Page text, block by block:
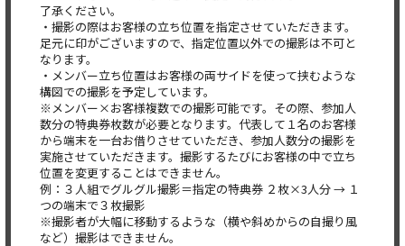
了承ください。
・撮影の際はお客様の立ち位置を指定させていただきます。
足元に印がございますので、指定位置以外での撮影は不可と
なります。
・メンバー立ち位置はお客様の両サイドを使って挟むような
構図での撮影を予定しています。
※メンバー×お客様複数での撮影可能です。その際、参加人
数分の特典券枚数が必要となります。代表して１名のお客様
から端末を一台お借りさせていただき、参加人数分の撮影を
実施させていただきます。撮影するたびにお客様の中で立ち
位置を変更することはできません。
例：３人組でグルグル撮影＝指定の特典券 ２枚×3人分 → １
つの端末で３枚撮影
※撮影者が大幅に移動するような（横や斜めからの自撮り風
など）撮影はできません。